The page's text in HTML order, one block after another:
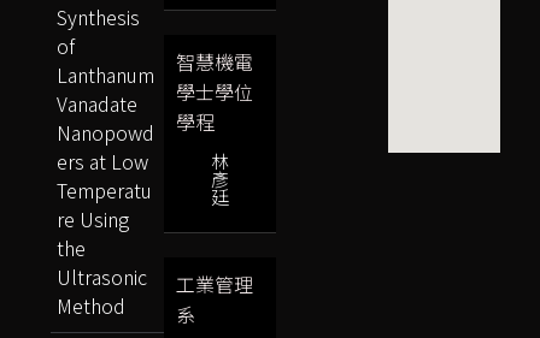
智慧機電
學士學位
學程
林
彥
廷
工業管理
系
Synthesis
of
Lanthanum
Vanadate
Nanopowd
ers at Low
Temperatu
re Using
the
Ultrasonic
Method